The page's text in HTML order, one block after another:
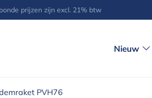
prijzen zijn excl. 21% btw
Nieuw
PVH76